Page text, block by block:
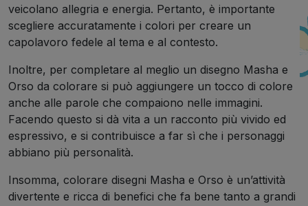
veicolano allegria e energia. Pertanto, è importante
scegliere accuratamente i colori per creare un
capolavoro fedele al tema e al contesto.
Inoltre, per completare al meglio un disegno Masha e
Orso da colorare si può aggiungere un tocco di colore
anche alle parole che compaiono nelle immagini.
Facendo questo si dà vita a un racconto più vivido ed
espressivo, e si contribuisce a far sì che i personaggi
abbiano più personalità.
Insomma, colorare disegni Masha e Orso è un’attività
divertente e ricca di benefici che fa bene tanto a grandi